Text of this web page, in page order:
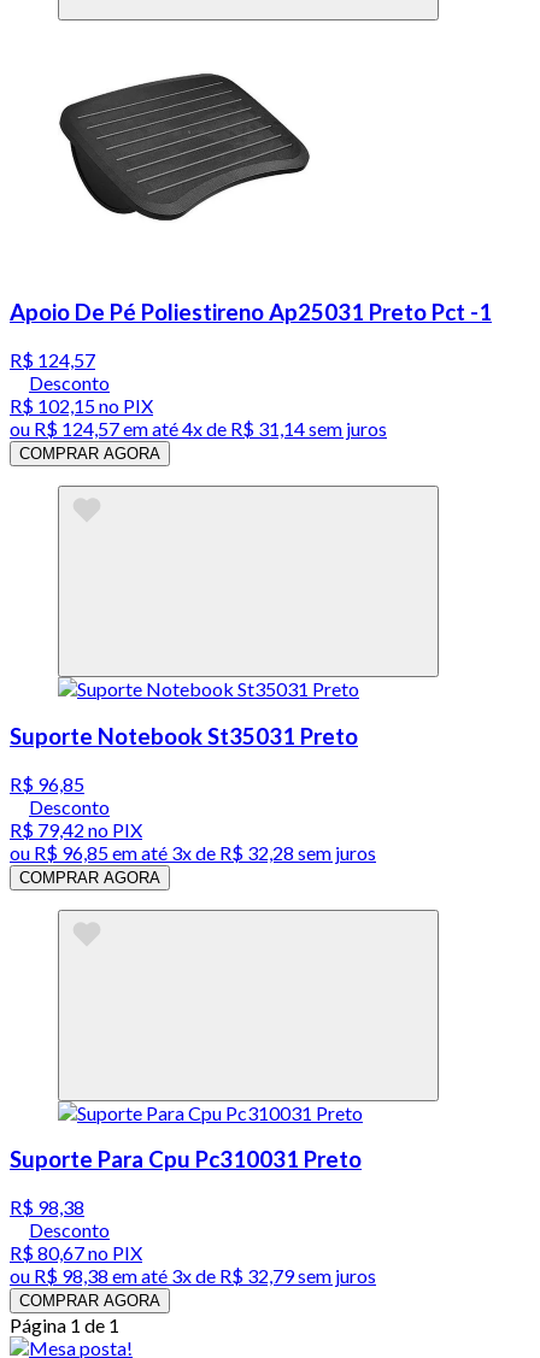
Apoio De Pé Poliestireno Ap25031 Preto Pct -1
R$ 124,57
Desconto
R$ 102,15no PIX
ou R$ 124,57em até4x de R$ 31,14 sem juros
COMPRAR AGORA
Suporte Notebook St35031 Preto
R$ 96,85
Desconto
R$ 79,42 no PIX
ou R$ 96,85em até 3x de R$ 32,28 sem juros
COMPRAR AGORA
Suporte Para Cpu Pc310031 Preto
R$ 98,38
Desconto
R$ 80,67no PIX
ou R$ 98,38 em até 3x de R$ 32,79 sem juros
COMPRAR AGORA
Página 1 de 1